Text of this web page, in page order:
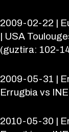
2009-02-22 |
| USA
(guztira: 102-
2009-05-31 |
Errugbia vs
2010-05-30 |